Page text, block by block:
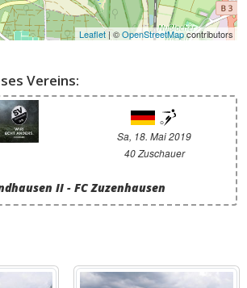
Leaflet| ©OpenStreetMapcontributors
Vereins:
Sa, 18. Mai 2019
40 Zuschauer
II - FC Zuzenhausen